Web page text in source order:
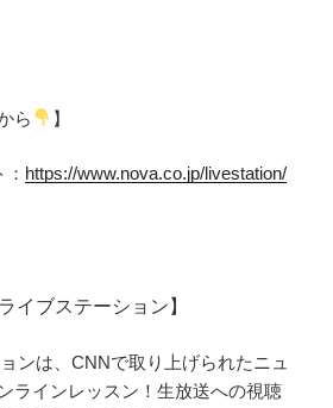
ら 】
https://www.nova.co.jp/livestation/
イブステーション】
ンは、CNNで取り上げられたニュ
ラインレッスン！生放送への視聴